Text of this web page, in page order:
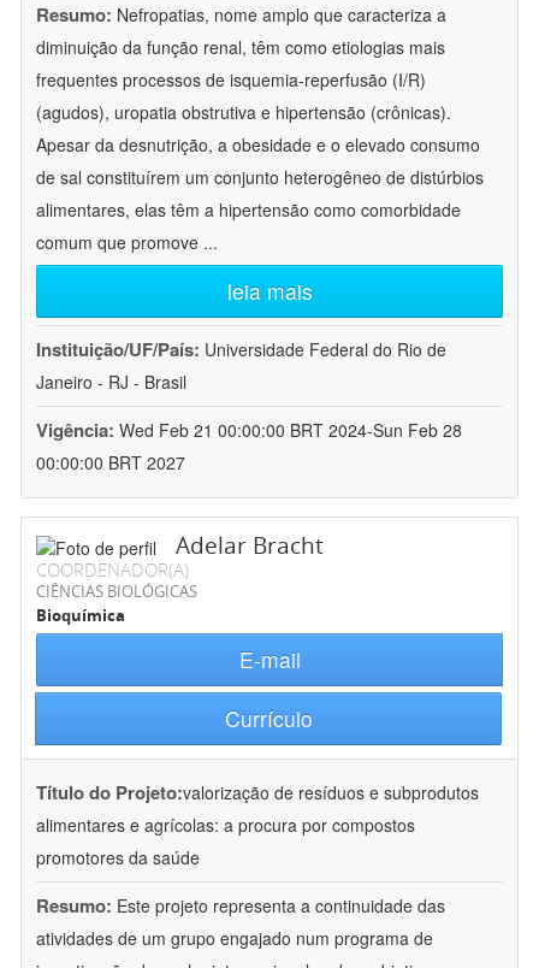
Resumo: Nefropatias, nome amplo que caracteriza a
diminuição da função renal, têm como etiologias mais
frequentes processos de isquemia-reperfusão (I/R)
(agudos), uropatia obstrutiva e hipertensão (crônicas).
Apesar da desnutrição, a obesidade e o elevado consumo
de sal constituírem um conjunto heterogêneo de distúrbios
alimentares, elas têm a hipertensão como comorbidade
comum que promove ...
leia mais
Instituição/UF/País: Universidade Federal do Rio de
Janeiro - RJ - Brasil
Vigência: Wed Feb 21 00:00:00 BRT 2024-Sun Feb 28
00:00:00 BRT 2027
Adelar Bracht
COORDENADOR(A)
CIÊNCIAS BIOLÓGICAS
Bioquímica
E-mail
Currículo
Título do Projeto:valorização de resíduos e subprodutos
alimentares e agrícolas: a procura por compostos
promotores da saúde
Resumo: Este projeto representa a continuidade das
atividades de um grupo engajado num programa de